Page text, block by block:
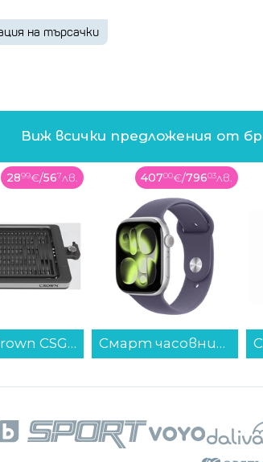
SEO.
може да се
гостува Иван
на
то, не
прогресът на
С това
на търсачки
Виж всички предложения от
2899€/567лв.
Скара Crown CSG-18W3626...
40700€/79603лв.
Смарт часовник Apple Watch 11 46mm Silver/Purple Band S/M mev94 , 2.00 , 64 , Apple S10 SiP 64-bit Dual Core...